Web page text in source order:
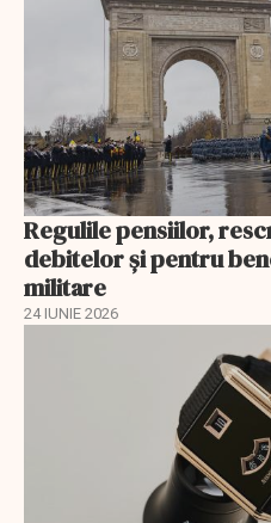
Regulile pensiilor,
debitelor și pentru
militare
24 IUNIE 2026